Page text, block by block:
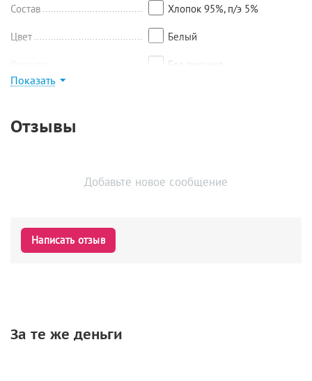
Состав Хлопок 95%, п/э 5%
Цвет Белый
Без рисунка
Показать
Отзывы
Добавьте новое сообщение
Написать отзыв
За те же деньги